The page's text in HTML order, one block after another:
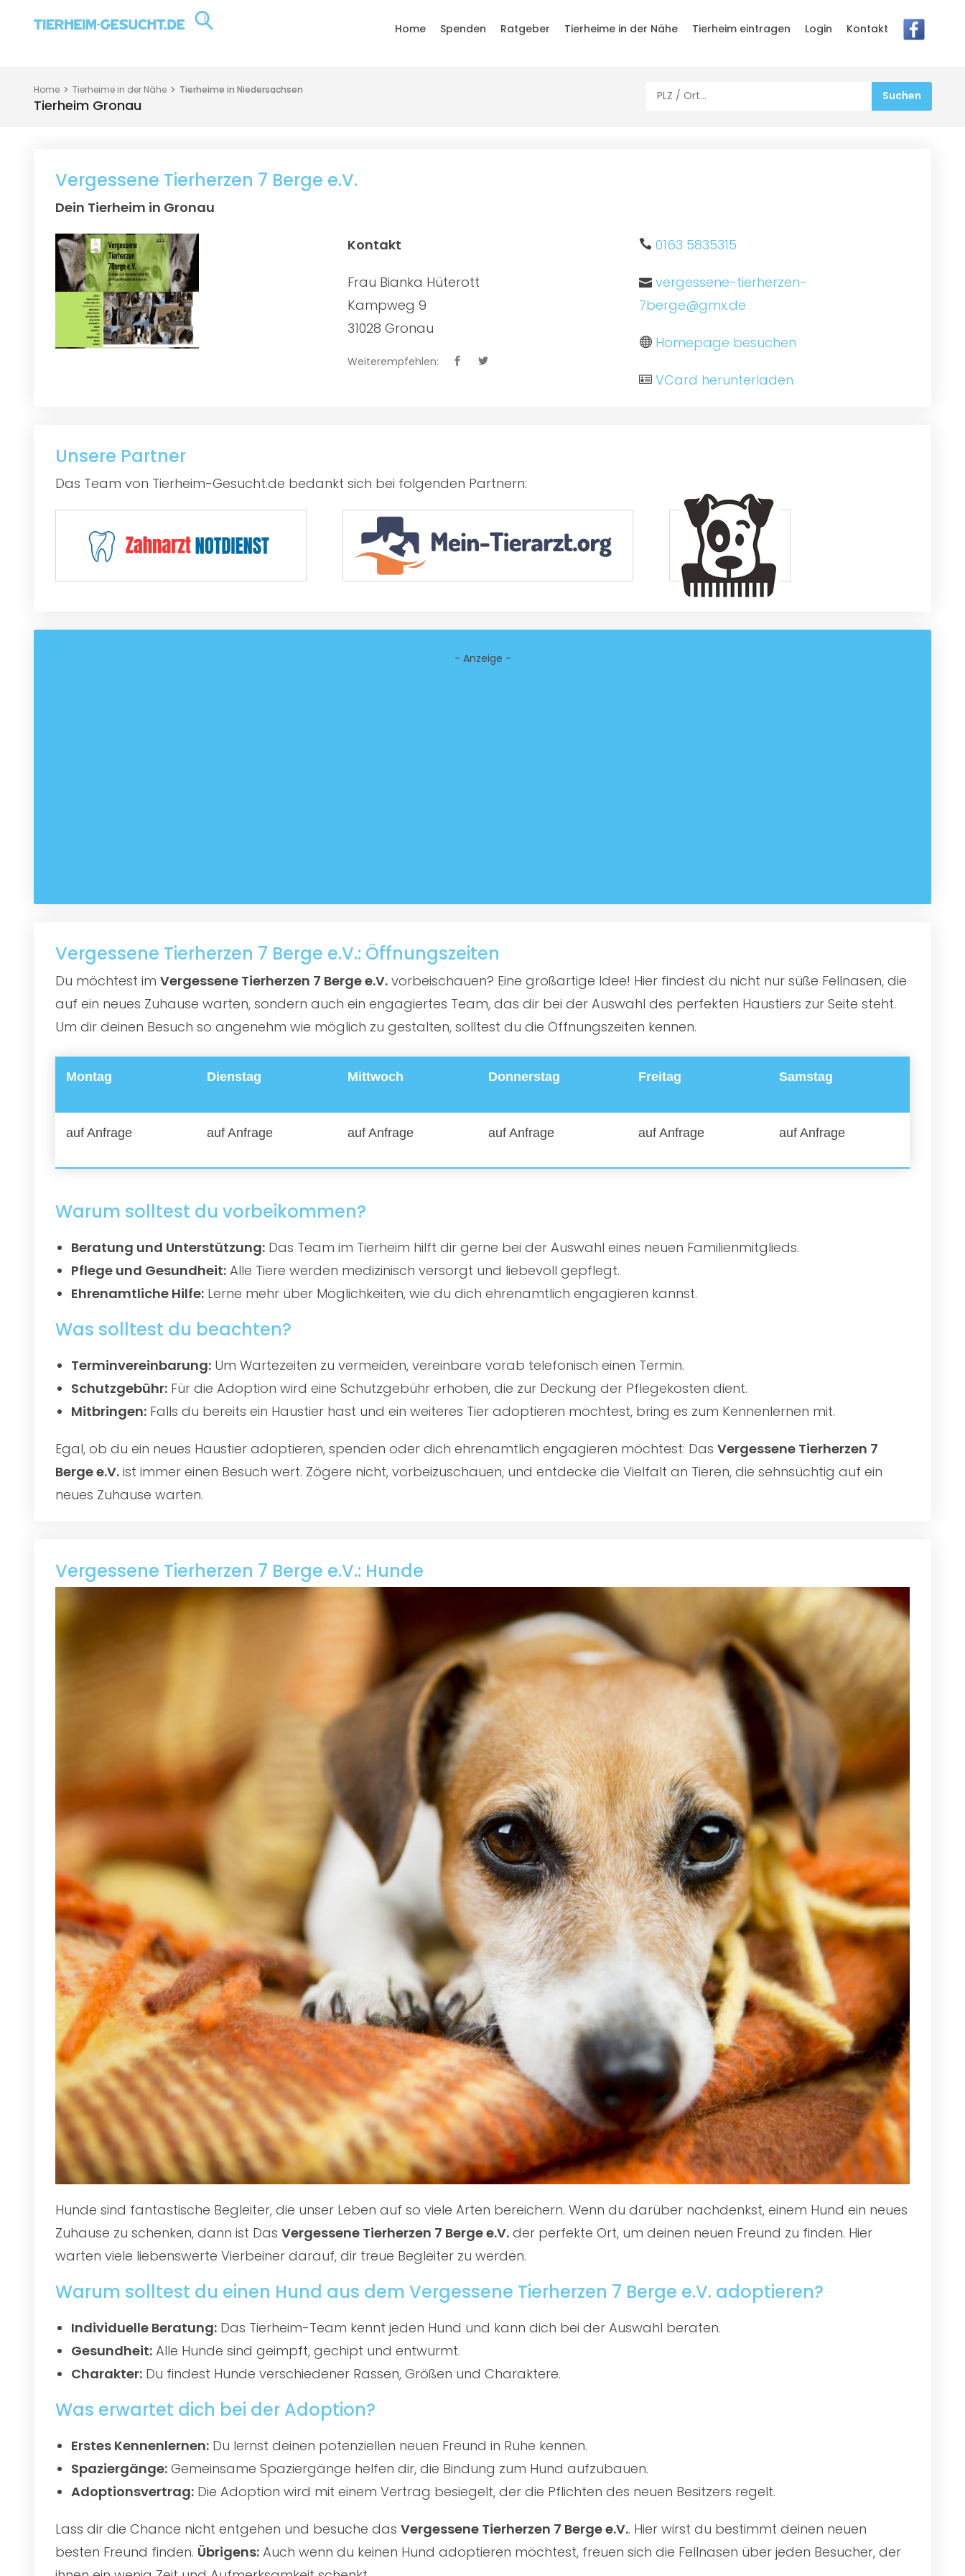
Home Spenden Ratgeber Tierheime in der Nähe Tierheim eintragen Login Kontakt
Home Tierheime in der Nähe Tierheime in Niedersachsen
Tierheim Gronau
Vergessene Tierherzen 7 Berge e.V.
Dein Tierheim in Gronau
Kontakt
Frau Bianka Hüterott
Kampweg 9
31028 Gronau
Weiterempfehlen:
0163 5835315
vergessene-tierherzen-
7berge@gmx.de
Homepage besuchen
VCard herunterladen
Unsere Partner
Das Team von Tierheim-Gesucht.de bedankt sich bei folgenden Partnern:
- Anzeige -
Vergessene Tierherzen 7 Berge e.V.: Öffnungszeiten
Du möchtest im Vergessene Tierherzen 7 Berge e.V. vorbeischauen? Eine großartige Idee! Hier findest du nicht nur süße Fellnasen, die
auf ein neues Zuhause warten, sondern auch ein engagiertes Team, das dir bei der Auswahl des perfekten Haustiers zur Seite steht.
Um dir deinen Besuch so angenehm wie möglich zu gestalten, solltest du die Öffnungszeiten kennen.
Montag Dienstag Mittwoch Donnerstag Freitag Samstag
auf Anfrage auf Anfrage auf Anfrage auf Anfrage auf Anfrage auf Anfrage
Warum solltest du vorbeikommen?
Beratung und Unterstützung: Das Team im Tierheim hilft dir gerne bei der Auswahl eines neuen Familienmitglieds.
Pflege und Gesundheit: Alle Tiere werden medizinisch versorgt und liebevoll gepflegt.
Ehrenamtliche Hilfe: Lerne mehr über Möglichkeiten, wie du dich ehrenamtlich engagieren kannst.
Was solltest du beachten?
Terminvereinbarung: Um Wartezeiten zu vermeiden, vereinbare vorab telefonisch einen Termin.
Schutzgebühr: Für die Adoption wird eine Schutzgebühr erhoben, die zur Deckung der Pflegekosten dient.
Mitbringen: Falls du bereits ein Haustier hast und ein weiteres Tier adoptieren möchtest, bring es zum Kennenlernen mit.
Egal, ob du ein neues Haustier adoptieren, spenden oder dich ehrenamtlich engagieren möchtest: Das Vergessene Tierherzen 7
Berge e.V. ist immer einen Besuch wert. Zögere nicht, vorbeizuschauen, und entdecke die Vielfalt an Tieren, die sehnsüchtig auf ein
neues Zuhause warten.
Vergessene Tierherzen 7 Berge e.V.: Hunde
Hunde sind fantastische Begleiter, die unser Leben auf so viele Arten bereichern. Wenn du darüber nachdenkst, einem Hund ein neues
Zuhause zu schenken, dann ist Das Vergessene Tierherzen 7 Berge e.V. der perfekte Ort, um deinen neuen Freund zu finden. Hier
warten viele liebenswerte Vierbeiner darauf, dir treue Begleiter zu werden.
Warum solltest du einen Hund aus dem Vergessene Tierherzen 7 Berge e.V. adoptieren?
Individuelle Beratung: Das Tierheim-Team kennt jeden Hund und kann dich bei der Auswahl beraten.
Gesundheit: Alle Hunde sind geimpft, gechipt und entwurmt.
Charakter: Du findest Hunde verschiedener Rassen, Größen und Charaktere.
Was erwartet dich bei der Adoption?
Erstes Kennenlernen: Du lernst deinen potenziellen neuen Freund in Ruhe kennen.
Spaziergänge: Gemeinsame Spaziergänge helfen dir, die Bindung zum Hund aufzubauen.
Adoptionsvertrag: Die Adoption wird mit einem Vertrag besiegelt, der die Pflichten des neuen Besitzers regelt.
Lass dir die Chance nicht entgehen und besuche das Vergessene Tierherzen 7 Berge e.V.. Hier wirst du bestimmt deinen neuen
besten Freund finden. Übrigens: Auch wenn du keinen Hund adoptieren möchtest, freuen sich die Fellnasen über jeden Besucher, der